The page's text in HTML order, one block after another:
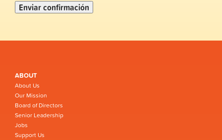
ABOUT
About Us
Our Mission
Board of Directors
Senior Leadership
Jobs
Support Us